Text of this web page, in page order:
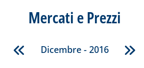
Mercati e Prezzi
Dicembre - 2016